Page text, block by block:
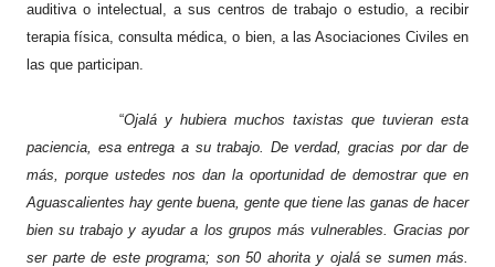
auditiva o intelectual, a sus centros de trabajo o estudio, a recibir
terapia física, consulta médica, o bien, a las Asociaciones Civiles en
las que participan.
“Ojalá y hubiera muchos taxistas que tuvieran esta
paciencia, esa entrega a su trabajo. De verdad, gracias por dar de
más, porque ustedes nos dan la oportunidad de demostrar que en
Aguascalientes hay gente buena, gente que tiene las ganas de hacer
bien su trabajo y ayudar a los grupos más vulnerables. Gracias por
ser parte de este programa; son 50 ahorita y ojalá se sumen más.